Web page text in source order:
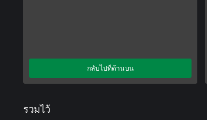
กลับไปที่ด้านบน
รวมไว้